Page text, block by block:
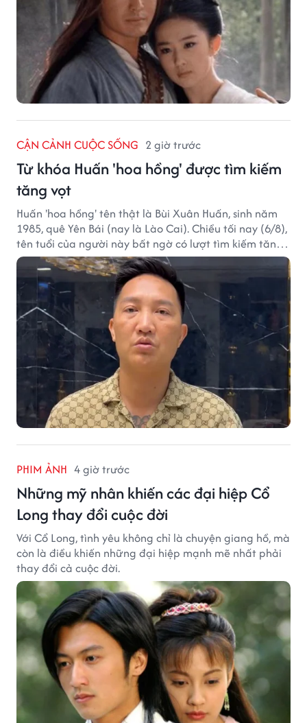
CẬN CẢNH CUỘC SỐNG 2 giờ trước
Từ khóa Huấn 'hoa hồng' được tìm kiếm
tăng vọt
Huấn 'hoa hồng' tên thật là Bùi Xuân Huấn, sinh năm
1985, quê Yên Bái (nay là Lào Cai). Chiều tối nay (6/8),
tên tuổi của người này bất ngờ có lượt tìm kiếm tăng
vọt.
PHIM ẢNH 4 giờ trước
Những mỹ nhân khiến các đại hiệp Cổ
Long thay đổi cuộc đời
Với Cổ Long, tình yêu không chỉ là chuyện giang hồ, mà
còn là điều khiến những đại hiệp mạnh mẽ nhất phải
thay đổi cả cuộc đời.